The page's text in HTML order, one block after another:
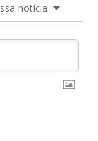
notícia